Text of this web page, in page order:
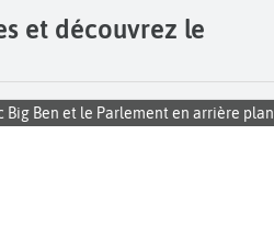
et découvrez le
Big Ben et le Parlement en arrière plan